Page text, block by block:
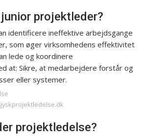
projektleder?
identificere ineffektive arbejdsgange
som øger virksomhedens effektivitet
lede og koordinere
at: Sikre, at medarbejdere forstår og
eller systemer.
projektledelse?